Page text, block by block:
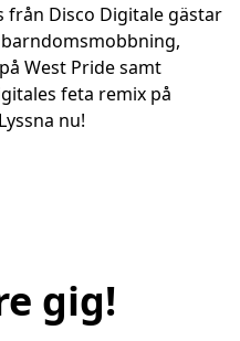
från Disco Digitale gästar
West Pride samt
feta remix på
nu!
gig!